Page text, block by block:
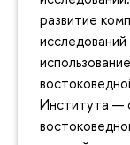
развитие
Института —